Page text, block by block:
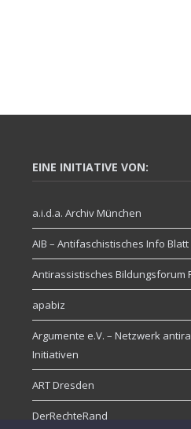
EINE INITIATIVE VON:
a.i.d.a. Archiv München
AIB – Antifaschistisches Info Blatt
Antirassistisches Bildungsforum
apabiz
Argumente e.V. – Netzwerk
Initiativen
ART Dresden
DerRechteRand